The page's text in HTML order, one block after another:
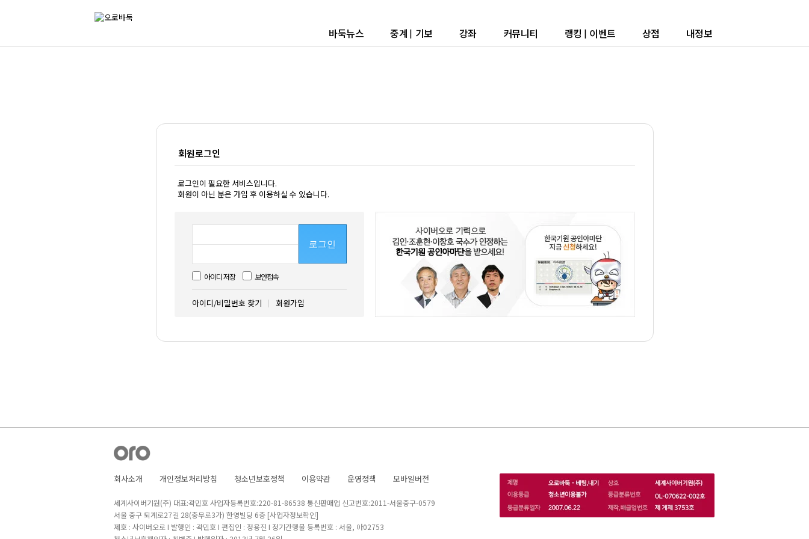
바둑뉴스 중계 | 기보 강좌 커뮤니티 랭킹 | 이벤트 상점 내정보
회원로그인
로그인이 필요한 서비스입니다.
회원이 아닌 분은 가입 후 이용하실 수 있습니다.
로그인
아이디 저장 보안접속
아이디/비밀번호 찾기 회원가입
회사소개 개인정보처리방침 청소년보호정책 이용약관 운영정책 모바일버전
세계사이버기원(주) 대표:곽민호 사업자등록번호:220-81-86538 통신판매업 신고번호:2011-서울중구-0579
서울 중구 퇴계로27길 28(충무로3가) 한영빌딩 6층 [사업자정보확인]
제호 : 사이버오로 I 발행인 : 곽민호 I 편집인 : 정용진 I 정기간행물 등록번호 : 서울, 아02753